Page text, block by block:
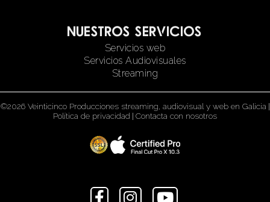
Nuestros servicios
Servicios web
Servicios Audiovisuales
Streaming
©2026 Veinticinco Producciones streaming, audiovisual y web en Galicia |
Política de privacidad | Contacta con nosotros